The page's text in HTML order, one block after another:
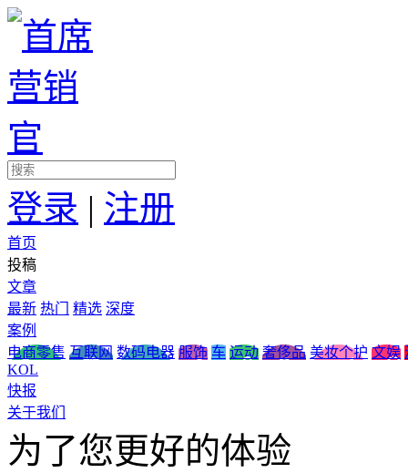
登录 | 注册
首页
投稿
文章
最新 热门 精选 深度
案例
电商零售 互联网 数码电器 服饰 车 运动 奢侈品 美妆个护 文娱
KOL
快报
关于我们
为了您更好的体验